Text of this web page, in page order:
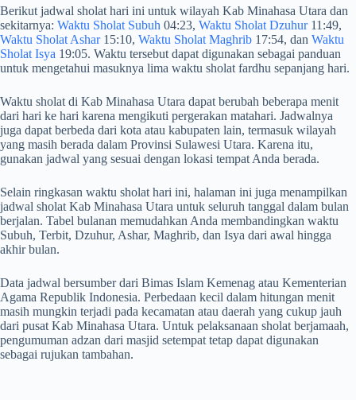
Berikut jadwal sholat hari ini untuk wilayah Kab Minahasa Utara dan
sekitarnya: Waktu Sholat Subuh 04:23, Waktu Sholat Dzuhur11:49,
Waktu Sholat Ashar15:10, Waktu Sholat Maghrib 17:54, dan Waktu
Sholat Isya 19:05. Waktu tersebut dapat digunakan sebagai panduan
untuk mengetahui masuknya lima waktu sholat fardhu sepanjang hari.
Waktu sholat di Kab Minahasa Utara dapat berubah beberapa menit
dari hari ke hari karena mengikuti pergerakan matahari. Jadwalnya
juga dapat berbeda dari kota atau kabupaten lain, termasuk wilayah
yang masih berada dalam Provinsi Sulawesi Utara. Karena itu,
gunakan jadwal yang sesuai dengan lokasi tempat Anda berada.
Selain ringkasan waktu sholat hari ini, halaman ini juga menampilkan
jadwal sholat Kab Minahasa Utara untuk seluruh tanggal dalam bulan
berjalan. Tabel bulanan memudahkan Anda membandingkan waktu
Subuh, Terbit, Dzuhur, Ashar, Maghrib, dan Isya dari awal hingga
akhir bulan.
Data jadwal bersumber dari Bimas Islam Kemenag atau Kementerian
Agama Republik Indonesia. Perbedaan kecil dalam hitungan menit
masih mungkin terjadi pada kecamatan atau daerah yang cukup jauh
dari pusat Kab Minahasa Utara. Untuk pelaksanaan sholat berjamaah,
pengumuman adzan dari masjid setempat tetap dapat digunakan
sebagai rujukan tambahan.